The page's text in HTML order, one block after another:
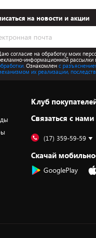
на новости и акции
согласие на обработку моих
информационной рассылки
Ознакомлен с
их реализации,
Клуб
Cвязаться с нами
(17) 359-59-59
Скачай
GooglePlay